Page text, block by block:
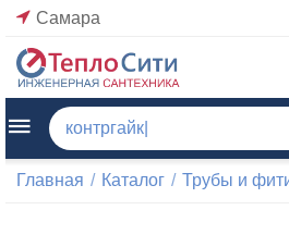
Самара
Главная / Каталог / Трубы и